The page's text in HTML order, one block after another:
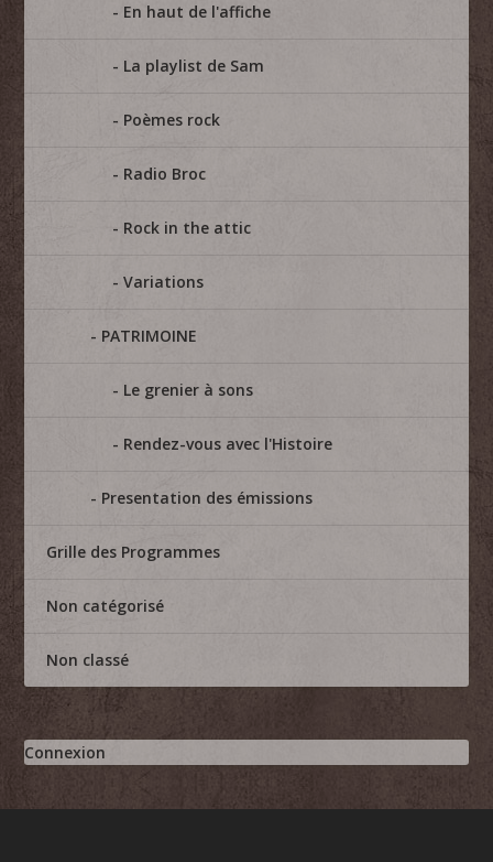
En haut de l'affiche
La playlist de Sam
Poèmes rock
Radio Broc
Rock in the attic
Variations
PATRIMOINE
Le grenier à sons
Rendez-vous avec l'Histoire
Presentation des émissions
Grille des Programmes
Non catégorisé
Non classé
Connexion